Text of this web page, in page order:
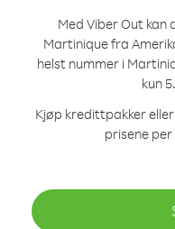
Med Viber Out
Martinique fra
helst nummer i
kun
Kjøp kredittpakker
prisene